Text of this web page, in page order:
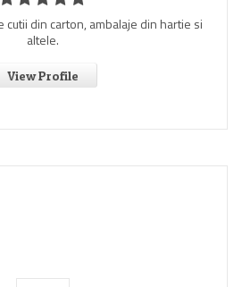
cutii din carton, ambalaje din hartie si
altele.
View Profile